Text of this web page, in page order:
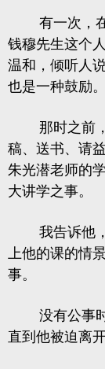
有一次，在
钱穆先生这个
温和，倾听人
也是一种鼓励。
那时之前，
稿、送书、请
朱光潜老师的
大讲学之事。
我告诉他，
上他的课的情
事。
没有公事时
直到他被迫离